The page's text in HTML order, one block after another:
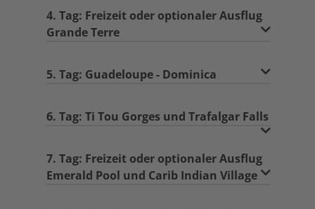
4. Tag: Freizeit oder optionaler Ausflug
Grande Terre
5. Tag: Guadeloupe - Dominica
6. Tag: Ti Tou Gorges und Trafalgar Falls
7. Tag: Freizeit oder optionaler Ausflug
Emerald Pool und Carib Indian Village